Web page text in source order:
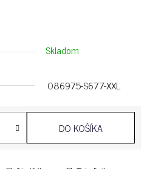
Skladom
086975-S677-XXL
DO KOŠÍKA